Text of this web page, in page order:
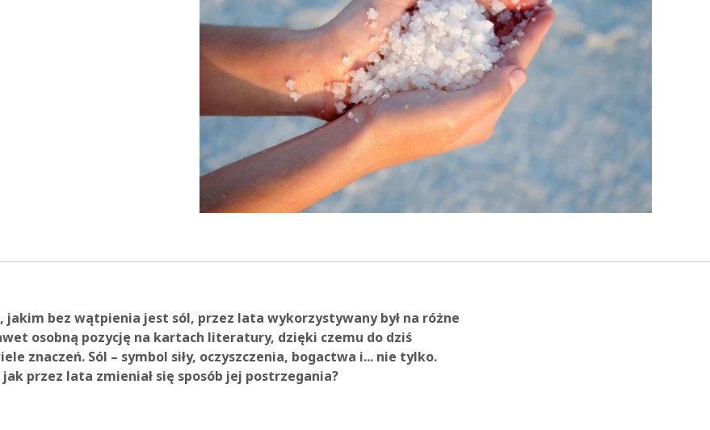
jakim bez wątpienia jest sól, przez lata wykorzystywany był na różne
osobną pozycję na kartach literatury, dzięki czemu do dziś
znaczeń. Sól – symbol siły, oczyszczenia, bogactwa i... nie tylko.
przez lata zmieniał się sposób jej postrzegania?